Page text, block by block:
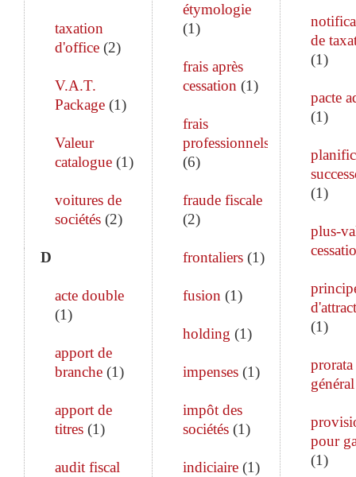
taxation
d'office (2)
V.A.T.
Package (1)
Valeur
catalogue (1)
voitures de
sociétés (2)
D
acte double
(1)
apport de
branche (1)
apport de
titres (1)
audit fiscal
étymologie
(1)
frais après
cessation (1)
frais
professionnels
(6)
fraude fiscale
(2)
frontaliers(1)
fusion (1)
holding (1)
impenses(1)
impôt des
sociétés(1)
indiciaire(1)
de
(1)
pacte
(1)
(1)
plus-
(1)
prorata
général
pour
(1)